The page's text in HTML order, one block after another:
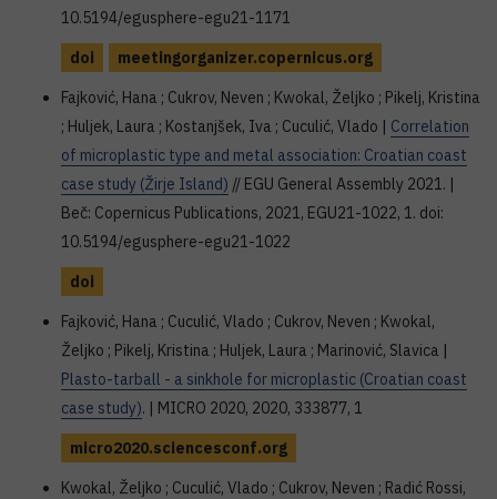
10.5194/egusphere-egu21-1171
doi
meetingorganizer.copernicus.org
Fajković, Hana ; Cukrov, Neven ; Kwokal, Željko ; Pikelj, Kristina
; Huljek, Laura ; Kostanjšek, Iva ; Cuculić, Vlado | Correlation
of microplastic type and metal association: Croatian coast
case study (Žirje Island) // EGU General Assembly 2021. |
Beč: Copernicus Publications, 2021, EGU21-1022, 1. doi:
10.5194/egusphere-egu21-1022
doi
Fajković, Hana ; Cuculić, Vlado ; Cukrov, Neven ; Kwokal,
Željko ; Pikelj, Kristina ; Huljek, Laura ; Marinović, Slavica |
Plasto-tarball - a sinkhole for microplastic (Croatian coast
case study). | MICRO 2020, 2020, 333877, 1
micro2020.sciencesconf.org
Kwokal, Željko ; Cuculić, Vlado ; Cukrov, Neven ; Radić Rossi,